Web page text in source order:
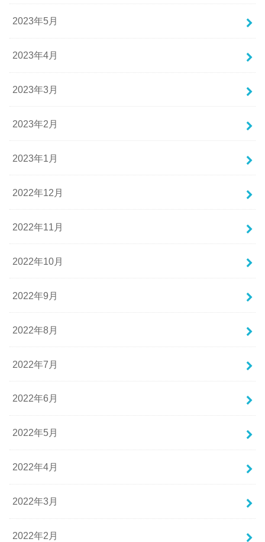
2023年5月
2023年4月
2023年3月
2023年2月
2023年1月
2022年12月
2022年11月
2022年10月
2022年9月
2022年8月
2022年7月
2022年6月
2022年5月
2022年4月
2022年3月
2022年2月